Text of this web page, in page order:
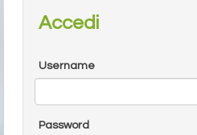
Accedi
Username
Password